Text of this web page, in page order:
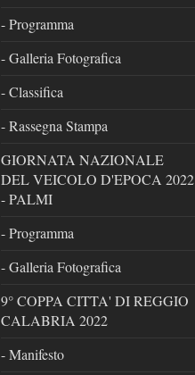
- Programma
- Galleria Fotografica
- Classifica
- Rassegna Stampa
GIORNATA NAZIONALE
DEL VEICOLO D'EPOCA 2022
- PALMI
- Programma
- Galleria Fotografica
9° COPPA CITTA' DI REGGIO
CALABRIA 2022
- Manifesto